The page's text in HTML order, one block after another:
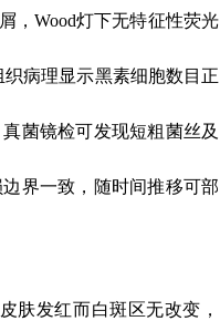
，Wood灯下无特征性荧光
病理显示黑素细胞数目正
菌镜检可发现短粗菌丝及
界一致，随时间推移可部
肤发红而白斑区无改变，